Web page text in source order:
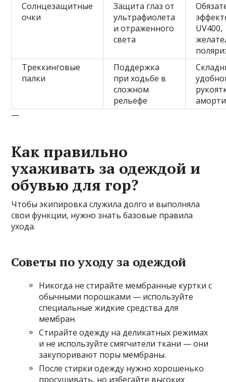
Солнцезащитные
очки
Защита глаз от
ультрафиолета
и отраженного
света
UV400,
Треккинговые
палки
Поддержка
при ходьбе в
сложном
рельефе
—
Как правильно
ухаживать за одеждой и
обувью для гор?
Чтобы экипировка служила долго и выполняла
свои функции, нужно знать базовые правила
ухода.
Советы по уходу за одеждой
Никогда не стирайте мембранные куртки с
обычными порошками — используйте
специальные жидкие средства для
мембран.
Стирайте одежду на деликатных режимах
и не используйте смягчители ткани — они
закупоривают поры мембраны.
После стирки одежду нужно хорошенько
просушивать, но избегайте высоких